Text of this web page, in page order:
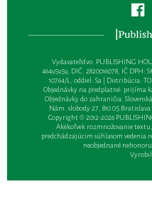
Vydavateľsťvo: PUBLISHING
46495959, DIČ: 2820016078, IČ DPH:
10764/L, oddiel: Sa | Distribúcia:
Objednávky na predplatné: prijíma
Objednávky do zahraničia:
Nám. slobody 27, 810 05 Bratislava
Copyright © 2012-2026
Akékoľvek rozmnožovanie
predchádzajúcim súhlasom vedenia
neobjednané